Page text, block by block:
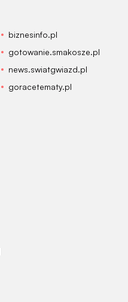
biznesinfo.pl
gotowanie.smakosze.pl
news.swiatgwiazd.pl
goracetematy.pl